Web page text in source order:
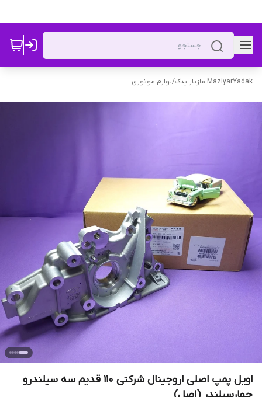
MaziyarYadak مازیار یدک /لوازم موتوری
اویل پمپ اصلی اروجینال شرکتی 110 قدیم سه سیلندرو